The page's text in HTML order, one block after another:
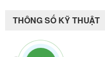
THÔNG SỐ KỸ THUẬT